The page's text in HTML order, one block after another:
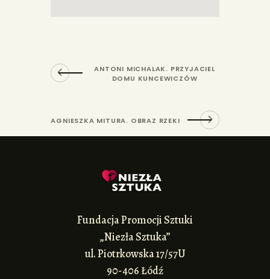
ANTONI MICHALAK. PRZYJACIEL
DOMU KUNCEWICZÓW
AGNIESZKA MITURA. OBRAZ RZEKI
Fundacja Promocji Sztuki
„Niezła Sztuka”
ul. Piotrkowska 17/57U
90-406 Łódź